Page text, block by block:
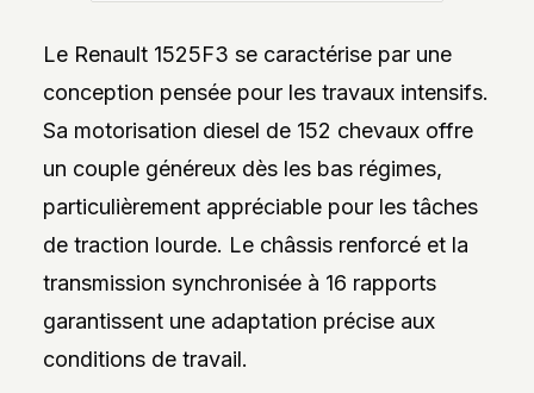
Le Renault 1525F3 se caractérise par une
conception pensée pour les travaux intensifs.
Sa motorisation diesel de 152 chevaux offre
un couple généreux dès les bas régimes,
particulièrement appréciable pour les tâches
de traction lourde. Le châssis renforcé et la
transmission synchronisée à 16 rapports
garantissent une adaptation précise aux
conditions de travail.